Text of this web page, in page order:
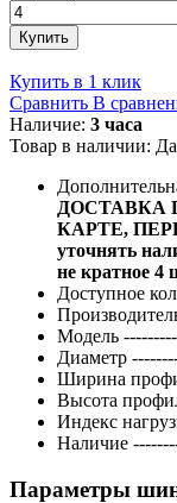
Купить
Купить в 1 клик
Сравнить В
Наличие: 3 часа
Товар в наличии: Да
ДОСТАВКА
КАРТЕ,
уточнять
не кратное 4
Доступное
Модель ---------
Диаметр
Ширина
Высота
Индекс
Наличие
Параметры